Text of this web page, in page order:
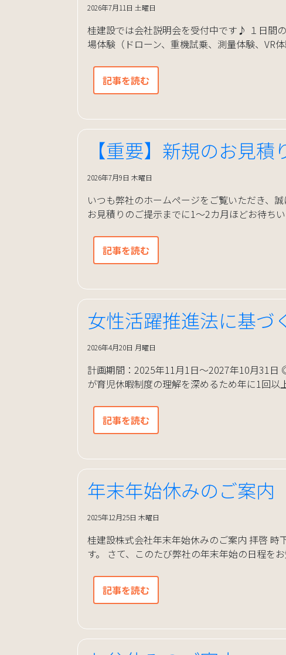
2026年7月11日 土曜日
桂建設では会社説明会を受付中です♪ １日間
場体験（ドローン、重機試乗、測量体験、
記事を読む
【重要】新規のお見
2026年7月9日 木曜日
いつも弊社のホームページをご覧いただき、
お見積りのご提示までに1〜2カ月ほどお待ち
記事を読む
女性活躍推進法に基づ
2026年4月20日 月曜日
計画期間：2025年11月1日～2027年10月31
が育児休暇制度の理解を深めるため年に1回
記事を読む
年末年始休みのご案内
2025年12月25日 木曜日
桂建設株式会社年末年始休みのご案内 拝啓 時
す。 さて、このたび弊社の年末年始の日程を
記事を読む